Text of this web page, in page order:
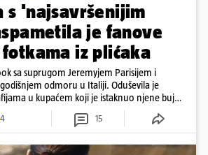
s 'najsavršenijim
je fanove
iz plićaka
sa suprugom Jeremyjem Parisijem i
odmoru u Italiji. Oduševila je
u kupaćem koji je istaknuo njene bujne
4 15